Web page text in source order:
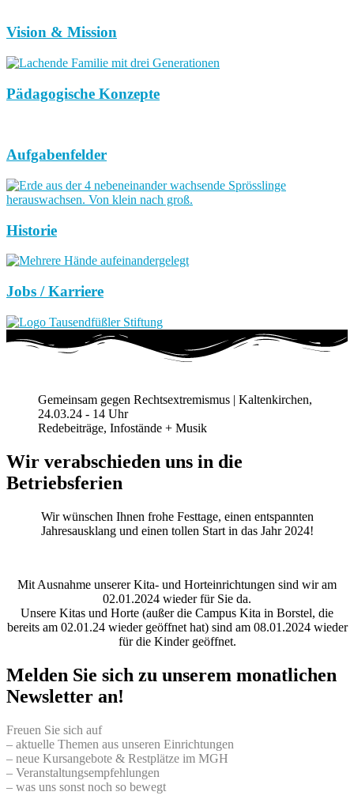
Vision & Mission
Pädagogische Konzepte
Aufgabenfelder
Historie
Jobs / Karriere
Gemeinsam gegen Rechtsextremismus | Kaltenkirchen,
24.03.24 - 14 Uhr
Redebeiträge, Infostände + Musik
Wir verabschieden uns in die
Betriebsferien
Wir wünschen Ihnen frohe Festtage, einen entspannten
Jahresausklang und einen tollen Start in das Jahr 2024!
Mit Ausnahme unserer Kita- und Horteinrichtungen sind wir am
02.01.2024 wieder für Sie da.
Unsere Kitas und Horte (außer die Campus Kita in Borstel, die
bereits am 02.01.24 wieder geöffnet hat) sind am 08.01.2024 wieder
für die Kinder geöffnet.
Melden Sie sich zu unserem monatlichen
Newsletter an!
Freuen Sie sich auf
– aktuelle Themen aus unseren Einrichtungen
– neue Kursangebote & Restplätze im MGH
– Veranstaltungsempfehlungen
– was uns sonst noch so bewegt